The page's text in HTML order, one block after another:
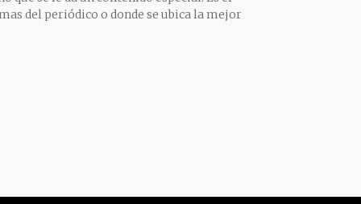
del periódico o donde se ubica la mejor